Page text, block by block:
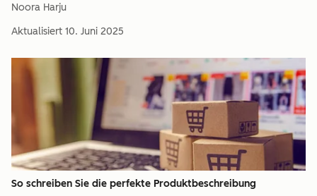
Noora Harju
Aktualisiert 10. Juni 2025
So schreiben Sie die perfekte Produktbeschreibung